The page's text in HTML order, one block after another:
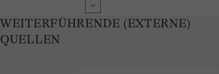
WEITERFÜHRENDE (EXTERNE)
QUELLEN